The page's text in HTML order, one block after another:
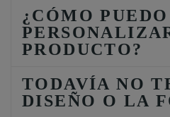
¿CÓMO PUEDO
PRODUCTO?
TODAVÍA NO
DISEÑO O LA